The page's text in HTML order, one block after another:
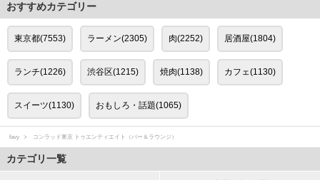
おすすめカテゴリー
東京都(7553) ラーメン(2305) 肉(2252) 居酒屋(1804)
ランチ(1226) 渋谷区(1215) 焼肉(1138) カフェ(1130)
スイーツ(1130) おもしろ・話題(1065)
favy コンラッド東京 トゥエンティエイト（バー＆ラウンジ）
カテゴリ一覧